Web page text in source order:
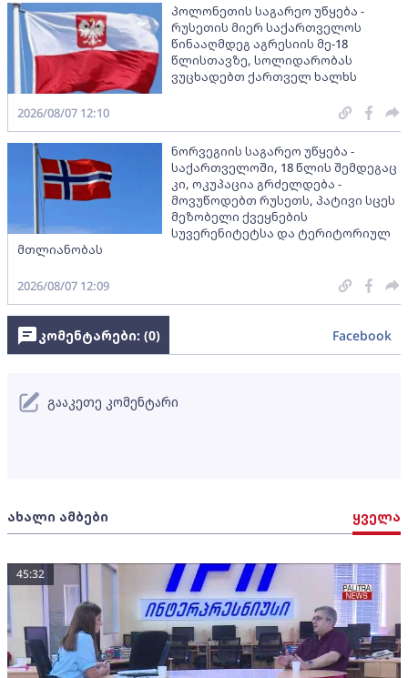
პოლონეთის საგარეო უწყება -
რუსეთის მიერ საქართველოს
წინააღმდეგ აგრესიის მე-18
წლისთავზე, სოლიდარობას
ვუცხადებთ ქართველ ხალხს
2026/08/07 12:10
ნორვეგიის საგარეო უწყება -
საქართველოში, 18 წლის შემდეგაც
კი, ოკუპაცია გრძელდება -
მოვუწოდებთ რუსეთს, პატივი სცეს
მეზობელი ქვეყნების
სუვერენიტეტსა და ტერიტორიულ
მთლიანობას
2026/08/07 12:09
ახალი ამბები ყველა
45:32
კომენტარები: (0) Facebook
გააკეთე კომენტარი